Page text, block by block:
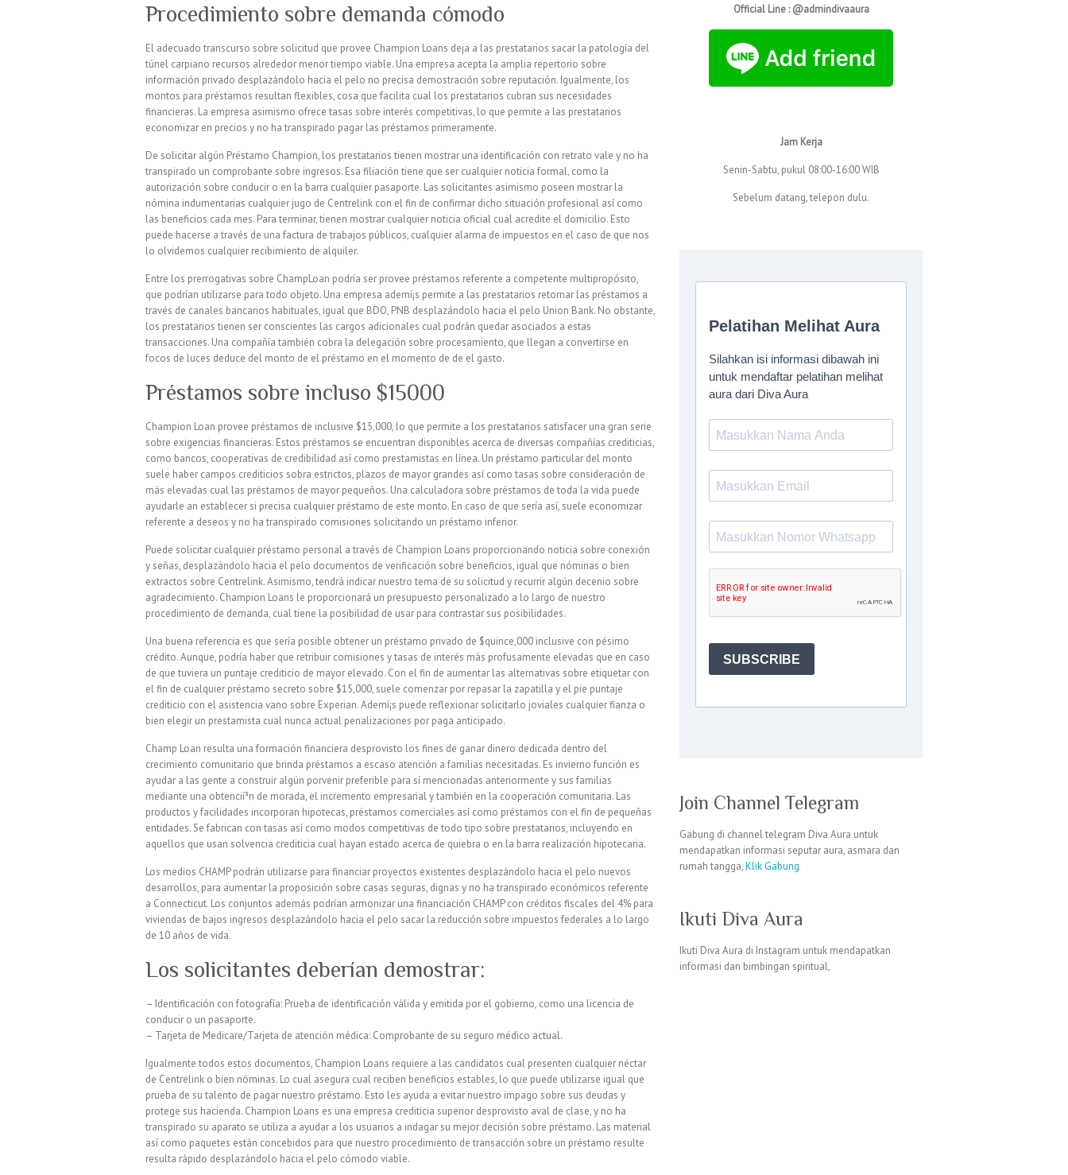
Procedimiento sobre demanda cómodo
El adecuado transcurso sobre solicitud que provee Champion Loans deja a las prestatarios sacar la patologí­a del
túnel carpiano recursos alrededor menor tiempo viable. Una empresa acepta la amplia repertorio sobre
información privado desplazándolo hacia el pelo no precisa demostración sobre reputación. Igualmente, los
montos para préstamos resultan flexibles, cosa que facilita cual los prestatarios cubran sus necesidades
financieras. La empresa asimismo ofrece tasas sobre interés competitivas, lo que permite a las prestatarios
economizar en precios y no ha transpirado pagar las préstamos primeramente.
De solicitar algún Préstamo Champion, los prestatarios tienen mostrar una identificación con retrato vale y no ha
transpirado un comprobante sobre ingresos. Esa filiación tiene que ser cualquier noticia formal, como la
autorización sobre conducir o en la barra cualquier pasaporte. Las solicitantes asimismo poseen mostrar la
nómina indumentarias cualquier jugo de Centrelink con el fin de confirmar dicho situación profesional así­ como
las beneficios cada mes. Para terminar, tienen mostrar cualquier noticia oficial cual acredite el domicilio. Esto
puede hacerse a través de una factura de trabajos públicos, cualquier alarma de impuestos en el caso de que nos
lo olvidemos cualquier recibimiento de alquiler.
Entre los prerrogativas sobre ChampLoan podrí­a ser provee préstamos referente a competente multipropósito,
que podrían utilizarse para todo objeto. Una empresa ademí¡s permite a las prestatarios retornar las préstamos a
través de canales bancarios habituales, igual que BDO, PNB desplazándolo hacia el pelo Union Bank. No obstante,
los prestatarios tienen ser conscientes las cargos adicionales cual podrán quedar asociados a estas
transacciones. Una compañía también cobra la delegación sobre procesamiento, que llegan a convertirse en
focos de luces deduce del monto de el préstamo en el momento de de el gasto.
Préstamos sobre incluso $15000
Champion Loan provee préstamos de inclusive $15,000, lo que permite a los prestatarios satisfacer una gran serie
sobre exigencias financieras. Estos préstamos se encuentran disponibles acerca de diversas compañías crediticias,
como bancos, cooperativas de credibilidad así­ como prestamistas en línea. Un préstamo particular del monto
suele haber campos crediticios sobra estrictos, plazos de mayor grandes así­ como tasas sobre consideración de
más elevadas cual las préstamos de mayor pequeños. Una calculadora sobre préstamos de toda la vida puede
ayudarle an establecer si precisa cualquier préstamo de este monto. En caso de que serí­a así, suele economizar
referente a deseos y no ha transpirado comisiones solicitando un préstamo inferior.
Puede solicitar cualquier préstamo personal a través de Champion Loans proporcionando noticia sobre conexión
y señas, desplazándolo hacia el pelo documentos de verificación sobre beneficios, igual que nóminas o bien
extractos sobre Centrelink. Asimismo, tendrá indicar nuestro tema de su solicitud y recurrir algún decenio sobre
agradecimiento. Champion Loans le proporcionará un presupuesto personalizado a lo largo de nuestro
procedimiento de demanda, cual tiene la posibilidad de usar para contrastar sus posibilidades.
Una buena referencia es que serí­a posible obtener un préstamo privado de $quince,000 inclusive con pésimo
crédito. Aunque, podría haber que retribuir comisiones y tasas de interés más profusamente elevadas que en caso
de que tuviera un puntaje crediticio de mayor elevado. Con el fin de aumentar las alternativas sobre etiquetar con
el fin de cualquier préstamo secreto sobre $15,000, suele comenzar por repasar la zapatilla y el pie puntaje
crediticio con el asistencia vano sobre Experian. Ademí¡s puede reflexionar solicitarlo joviales cualquier fianza o
bien elegir un prestamista cual nunca actual penalizaciones por paga anticipado.
Champ Loan resulta una formación financiera desprovisto los fines de ganar dinero dedicada dentro del
crecimiento comunitario que brinda préstamos a escaso atención a familias necesitadas. Es invierno función es
ayudar a las gente a construir algún porvenir preferible para sí mencionadas anteriormente y sus familias
mediante una obtencií³n de morada, el incremento empresarial y también en la cooperación comunitaria. Las
productos y facilidades incorporan hipotecas, préstamos comerciales así­ como préstamos con el fin de pequeñas
entidades. Se fabrican con tasas así­ como modos competitivas de todo tipo sobre prestatarios, incluyendo en
aquellos que usan solvencia crediticia cual hayan estado acerca de quiebra o en la barra realización hipotecaria.
Los medios CHAMP podrán utilizarse para financiar proyectos existentes desplazándolo hacia el pelo nuevos
desarrollos, para aumentar la proposición sobre casas seguras, dignas y no ha transpirado económicos referente
a Connecticut. Los conjuntos además podrían armonizar una financiación CHAMP con créditos fiscales del 4% para
viviendas de bajos ingresos desplazándolo hacia el pelo sacar la reducción sobre impuestos federales a lo largo
de 10 años de vida.
Los solicitantes deberían demostrar:
– Identificación con fotografía: Prueba de identificación válida y emitida por el gobierno, como una licencia de
conducir o un pasaporte.
– Tarjeta de Medicare/Tarjeta de atención médica: Comprobante de su seguro médico actual.
Igualmente todos estos documentos, Champion Loans requiere a las candidatos cual presenten cualquier néctar
de Centrelink o bien nóminas. Lo cual asegura cual reciben beneficios estables, lo que puede utilizarse igual que
prueba de su talento de pagar nuestro préstamo. Esto les ayuda a evitar nuestro impago sobre sus deudas y
protege sus hacienda. Champion Loans es una empresa crediticia superior desprovisto aval de clase, y no ha
transpirado su aparato se utiliza a ayudar a los usuarios a indagar su mejor decisión sobre préstamo. Las material
así­ como paquetes están concebidos para que nuestro procedimiento de transacción sobre un préstamo resulte
resulta rápido desplazándolo hacia el pelo cómodo viable.
Official Line : @admindivaaura
Jam Kerja
Senin-Sabtu, pukul 08:00-16:00 WIB
Sebelum datang, telepon dulu.
Join Channel Telegram
Gabung di channel telegram Diva Aura untuk
mendapatkan informasi seputar aura, asmara dan
rumah tangga,Klik Gabung
Ikuti Diva Aura
Ikuti Diva Aura di Instagram untuk mendapatkan
informasi dan bimbingan spiritual,